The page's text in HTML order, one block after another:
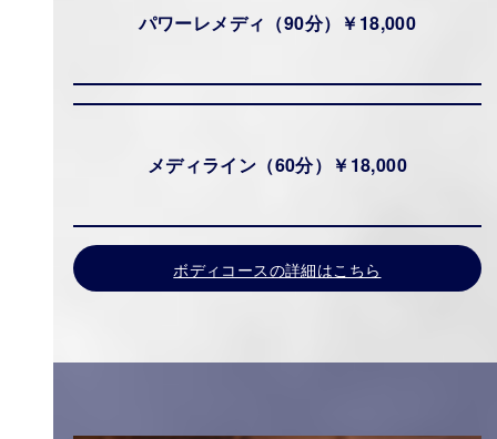
パワーレメディ（90分）￥18,000
メディライン（60分）￥18,000
ボディコースの詳細はこちら